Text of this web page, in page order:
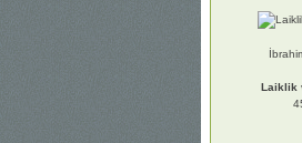
Laiklik